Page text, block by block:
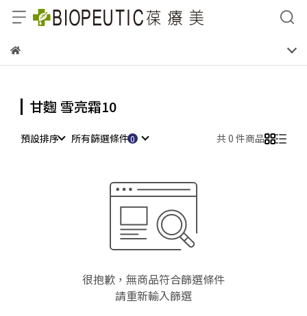
甘麴 雪亮霜10
預設排序 所有篩選條件 共 0 件商品
很抱歉，無商品符合篩選條件
請重新輸入篩選